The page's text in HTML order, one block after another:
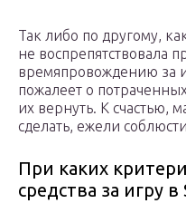
Так либо по другому,
не воспрепятствовала
времяпровождению за
пожалеет о
их вернуть. К счастью,
сделать, ежели
При каких
средства за игру в